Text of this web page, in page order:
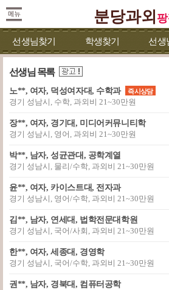
분당과외
선생님찾기 학생찾기 선생
선생님 목록
노**, 여자, 덕성여자대, 수학과 즉시상담
경기 성남시, 수학, 과외비 21~30만원
장**, 여자, 경기대, 미디어커뮤니티학
경기 성남시, 영어, 과외비 21~30만원
박**, 남자, 성균관대, 공학계열
경기 성남시, 물리/수학, 과외비 21~30만원
윤**, 여자, 카이스트대, 전자과
경기 성남시, 영어/수학, 과외비 21~30만원
김**, 남자, 연세대, 법학전문대학원
경기 성남시, 국어/사회, 과외비 21~30만원
한**, 여자, 세종대, 경영학
경기 성남시, 국어/수학, 과외비 21~30만원
권**, 남자, 경북대, 컴퓨터공학